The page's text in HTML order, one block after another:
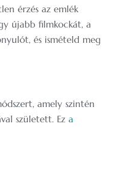
érzés az emlék
újabb filmkockát, a
és ismételd meg
amely szintén
született. Ez a